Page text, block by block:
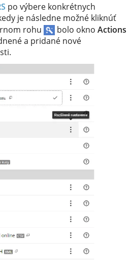
po výbere konkrétnych
je následne možné kliknúť
rohu
bolo okno Actions
a pridané nové